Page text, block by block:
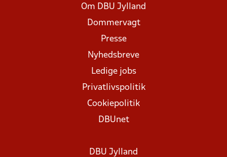
Om DBU Jylland
Dommervagt
Presse
Nyhedsbreve
Ledige jobs
Privatlivspolitik
Cookiepolitik
DBUnet
DBU Jylland